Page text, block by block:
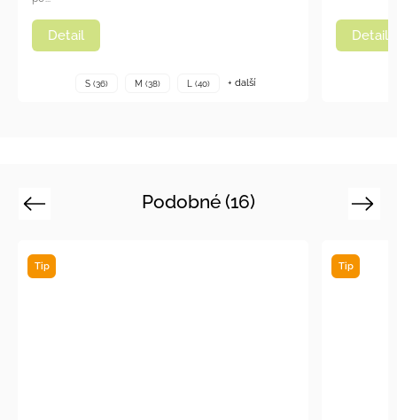
Detail
S (36) M (38) L (40) + další
Detail
Podobné (16)
Previous
Tip Tip
Next